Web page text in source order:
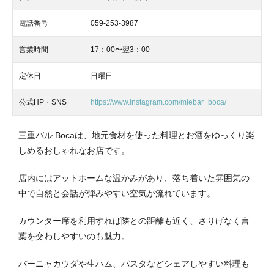
電話番号 059-253-3987
営業時間 17：00〜翌3：00
定休日 日曜日
公式HP・SNS https://www.instagram.com/miebar_boca/
三重バル Bocaは、地元食材を使った料理とお酒をゆっくり楽
しめるおしゃれなお店です。
店内にはアットホームな温かみがあり、落ち着いた雰囲気の
中で自然と会話が弾みやすい空気が流れています。
カウンター席を利用すれば隣との距離も近く、さりげなく言
葉を交わしやすいのも魅力。
バーニャカウダや生ハム、パスタなどシェアしやすい料理も